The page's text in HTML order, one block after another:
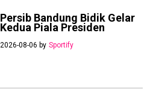
Persib Bandung Bidik Gelar
Kedua Piala Presiden
2026-08-06 by Sportify